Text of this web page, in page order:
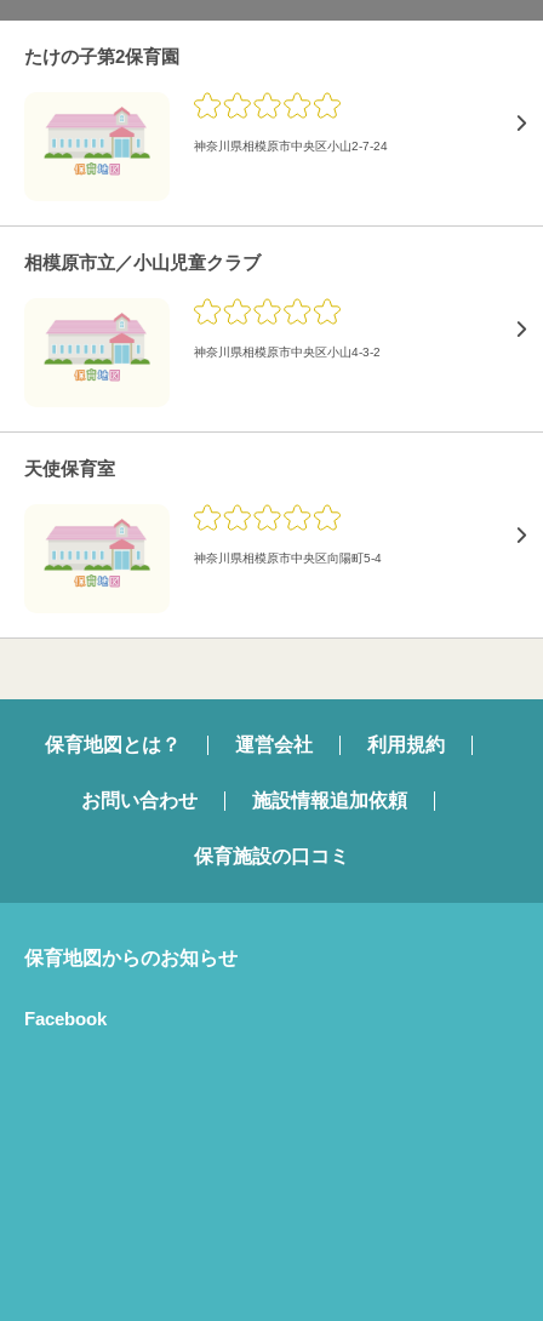
たけの子第2保育園
神奈川県相模原市中央区小山2-7-24
相模原市立／小山児童クラブ
神奈川県相模原市中央区小山4-3-2
天使保育室
神奈川県相模原市中央区向陽町5-4
保育地図とは？ 運営会社 利用規約
お問い合わせ 施設情報追加依頼
保育施設の口コミ
保育地図からのお知らせ
Facebook